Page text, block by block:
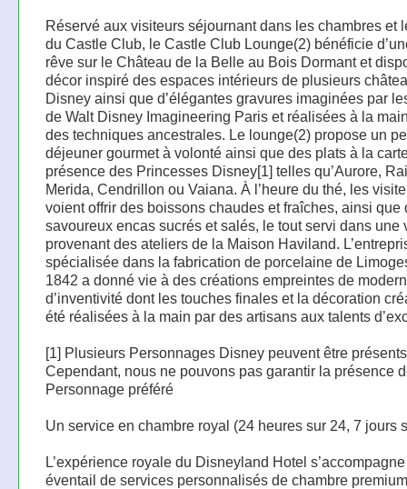
Réservé aux visiteurs séjournant dans les chambres et
du Castle Club, le Castle Club Lounge(2) bénéficie
rêve sur le Château de la Belle au Bois Dormant et
décor inspiré des espaces intérieurs de plusieurs
Disney ainsi que d’élégantes gravures imaginées par
de Walt Disney Imagineering Paris et réalisées à la
des techniques ancestrales. Le lounge(2) propose un
déjeuner gourmet à volonté ainsi que des plats à la
présence des Princesses Disney[1] telles qu’Aurore,
Merida, Cendrillon ou Vaiana. À l’heure du thé, les
voient offrir des boissons chaudes et fraîches, ainsi que
savoureux encas sucrés et salés, le tout servi dans une
provenant des ateliers de la Maison Haviland.
spécialisée dans la fabrication de porcelaine de
1842 a donné vie à des créations empreintes de
d’inventivité dont les touches finales et la décoration
été réalisées à la main par des artisans aux talents
[1] Plusieurs Personnages Disney peuvent être
Cependant, nous ne pouvons pas garantir la présence
Personnage préféré
Un service en chambre royal (24 heures sur 24, 7 jours
L’expérience royale du Disneyland Hotel s’accompagne
éventail de services personnalisés de chambre